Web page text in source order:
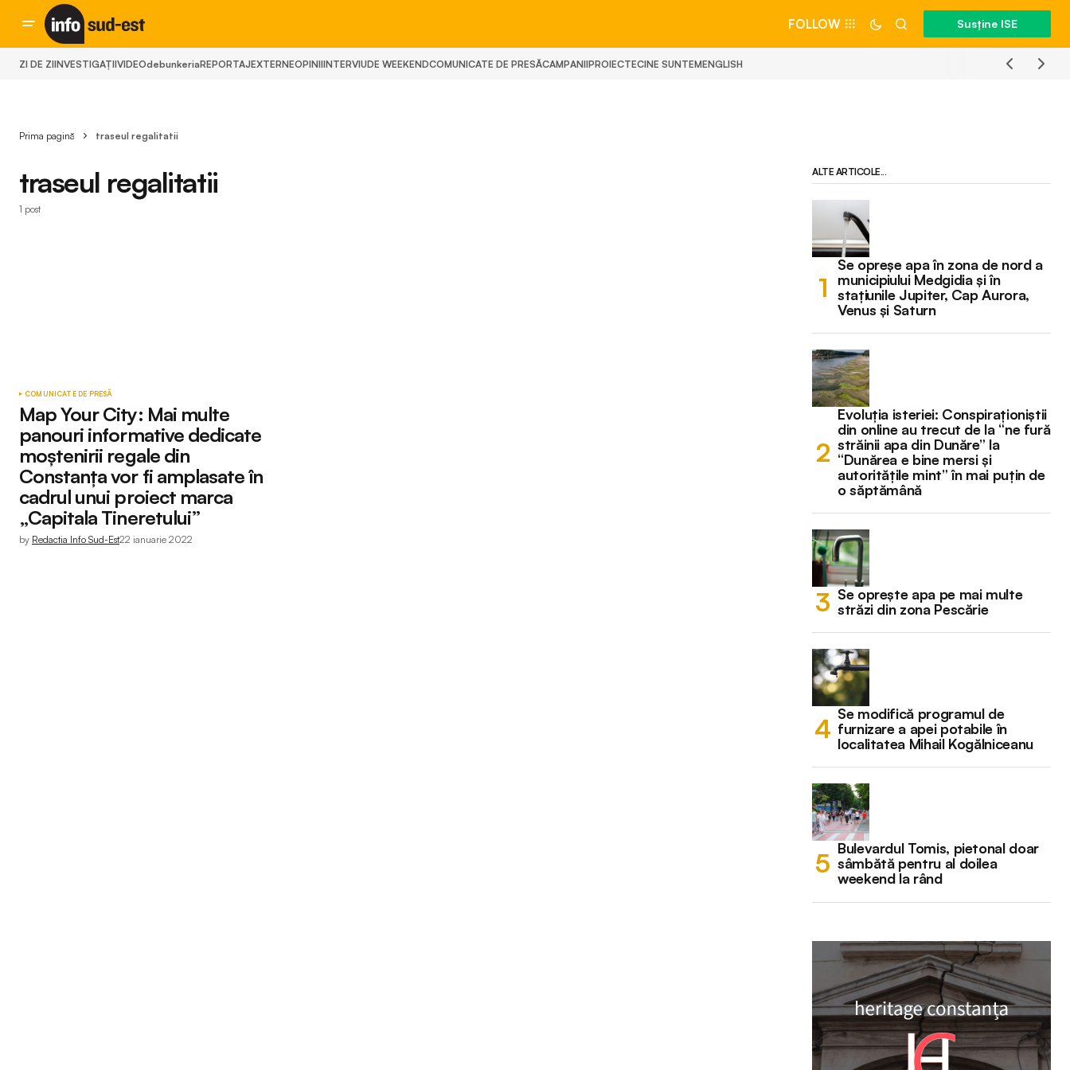
FOLLOW Susține ISE
ZI DE ZIINVESTIGAȚIIVIDEOdebunkeriaREPORTAJEXTERNEOPINIIINTERVIUDE WEEKENDCOMUNICATE DE PRESĂCAMPANIIPROIECTECINE SUNTEMENGLISH
Prima pagină traseul regalitatii
traseul regalitatii
1 post
COMUNICATE DE PRESĂ
Map Your City: Mai multe
panouri informative dedicate
moștenirii regale din
Constanța vor fi amplasate în
cadrul unui proiect marca
„Capitala Tineretului”
by Redactia Info Sud-Est22 ianuarie 2022
ALTE ARTICOLE...
Se opreșe apa în zona de nord a
municipiului Medgidia și în
stațiunile Jupiter, Cap Aurora,
Venus și Saturn
Evoluția isteriei: Conspiraționiștii
din online au trecut de la “ne fură
străinii apa din Dunăre” la
“Dunărea e bine mersi și
autoritățile mint” în mai puțin de
o săptămână
Se oprește apa pe mai multe
străzi din zona Pescărie
Se modifică programul de
furnizare a apei potabile în
localitatea Mihail Kogălniceanu
Bulevardul Tomis, pietonal doar
sâmbătă pentru al doilea
weekend la rând